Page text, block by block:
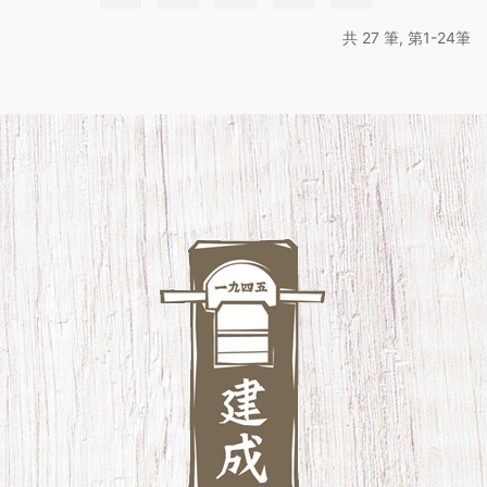
共 27 筆, 第1-24筆